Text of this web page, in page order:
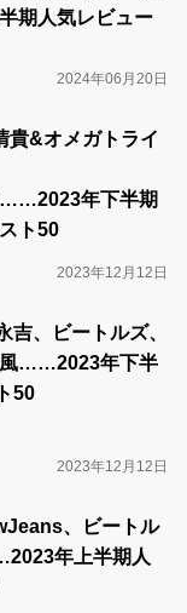
期人気レビュー
2024年06月20日
貴&オメガトライ
年下半期
ト50
2023年12月12日
吉、ビートルズ、
風……2023年下半
50
2023年12月12日
、ビートル
年上半期人